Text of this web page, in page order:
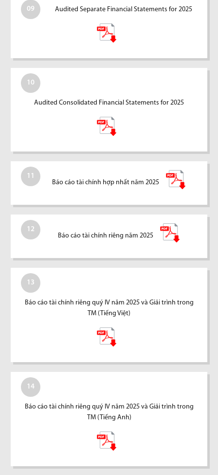
09 Audited Separate Financial Statements for 2025
10
Audited Consolidated Financial Statements for 2025
11
Báo cáo tài chính hợp nhất năm 2025
12
Báo cáo tài chính riêng năm 2025
13
Báo cáo tài chính riêng quý IV năm 2025 và Giải trình trong
TM (Tiếng Việt)
14
Báo cáo tài chính riêng quý IV năm 2025 và Giải trình trong
TM (Tiếng Anh)